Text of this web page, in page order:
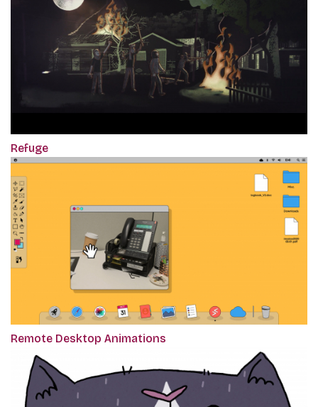
Refuge
Remote Desktop Animations